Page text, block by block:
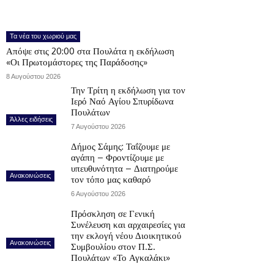
Τα νέα του χωριού μας
Απόψε στις 20:00 στα Πουλάτα η εκδήλωση
«Οι Πρωτομάστορες της Παράδοσης»
8 Αυγούστου 2026
Άλλες ειδήσεις
Την Τρίτη η εκδήλωση για τον
Ιερό Ναό Αγίου Σπυρίδωνα
Πουλάτων
7 Αυγούστου 2026
Ανακοινώσεις
Δήμος Σάμης: Ταΐζουμε με
αγάπη – Φροντίζουμε με
υπευθυνότητα – Διατηρούμε
τον τόπο μας καθαρό
6 Αυγούστου 2026
Ανακοινώσεις
Πρόσκληση σε Γενική
Συνέλευση και αρχαιρεσίες για
την εκλογή νέου Διοικητικού
Συμβουλίου στον Π.Σ.
Πουλάτων «Το Αγκαλάκι»